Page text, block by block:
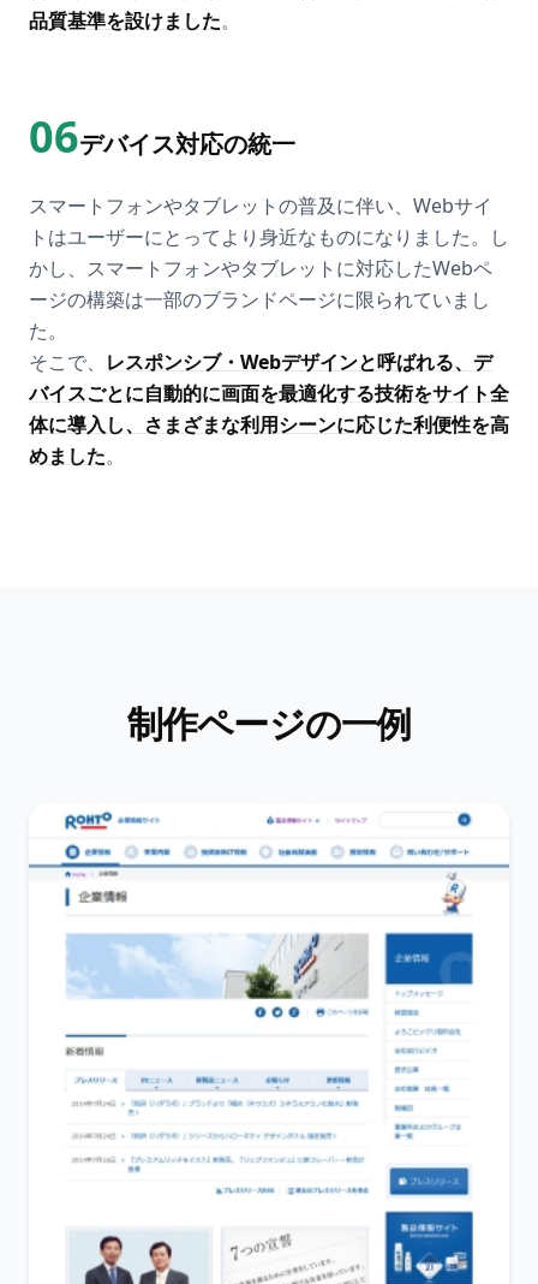
品質基準を設けました。
06デバイス対応の統一
スマートフォンやタブレットの普及に伴い、Webサイ
トはユーザーにとってより身近なものになりました。し
かし、スマートフォンやタブレットに対応したWebペ
ージの構築は一部のブランドページに限られていまし
た。
そこで、 レスポンシブ・Webデザインと呼ばれる、デ
バイスごとに自動的に画面を最適化する技術をサイト全
体に導入し、さまざまな利用シーンに応じた利便性を高
めました。
制作ページの一例